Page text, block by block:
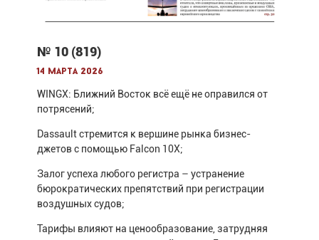
№ 10 (819)
14 марта 2026
WINGX: Ближний Восток всё ещё не оправился от
потрясений;
Dassault стремится к вершине рынка бизнес-
джетов с помощью Falcon 10X;
Залог успеха любого регистра – устранение
бюрократических препятствий при регистрации
воздушных судов;
Тарифы влияют на ценообразование, затрудняя